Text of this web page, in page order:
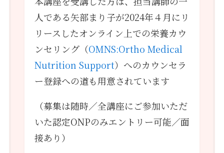
人である矢部まり子が2024年４月にリ
リースしたオンライン上での栄養カウ
ンセリング（OMNS:Ortho Medical
Nutrition Support）へのカウンセラ
ー登録への道も用意されています
（募集は随時／全講座にご参加いただ
いた認定ONPのみエントリー可能／面
接あり）